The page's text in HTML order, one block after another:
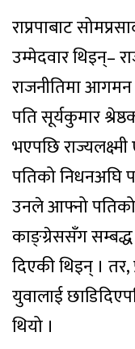
राप्रपाबाट
उम्मेदवार थिइन्–
राजनीतिमा आगमन
पति सूर्यकुमार
भएपछि
पतिको निधनअघि
उनले आफ्नो
काङ्ग्रेससँग सम्बद्ध
दिएकी थिइन् ।
युवालाई
थियो ।